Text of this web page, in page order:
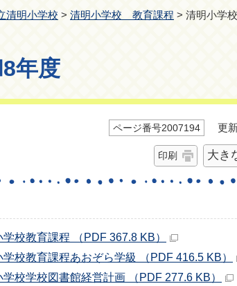
清明小学校 > 清明小学校 教育課程 > 清明小学
年度
ページ番号2007194 更新
印刷 大き
校教育課程 （PDF 367.8 KB）
校教育課程あおぞら学級 （PDF 416.5 KB）
校学校図書館経営計画 （PDF 277.6 KB）